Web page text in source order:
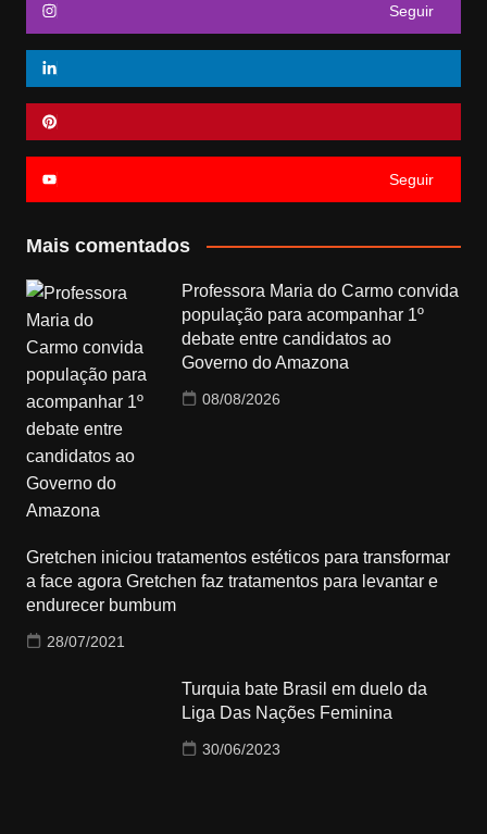
Seguir
Seguir
Mais comentados
Professora Maria do Carmo convida
população para acompanhar 1º
debate entre candidatos ao
Governo do Amazona
08/08/2026
Gretchen iniciou tratamentos estéticos para transformar
a face agora Gretchen faz tratamentos para levantar e
endurecer bumbum
28/07/2021
Turquia bate Brasil em duelo da
Liga Das Nações Feminina
30/06/2023